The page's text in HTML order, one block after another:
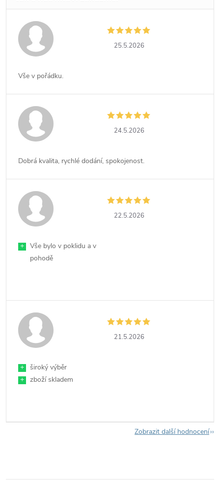
25.5.2026
Vše v pořádku.
24.5.2026
Dobrá kvalita, rychlé dodání, spokojenost.
22.5.2026
+
Vše bylo v poklidu a v
pohodě
21.5.2026
+
široký výběr
+
zboží skladem
Zobrazit další hodnocení